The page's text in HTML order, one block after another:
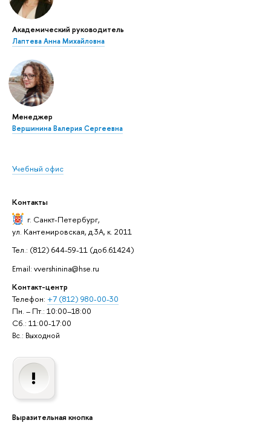
Академический руководитель
Лаптева Анна Михайловна
Менеджер
Вершинина Валерия Сергеевна
Учебный офис
Контакты
г. Санкт-Петербург,
ул. Кантемировская, д.3А, к. 2011
Тел.: (812) 644-59-11 (доб.61424)
Email: vvershinina@hse.ru
Контакт-центр
Телефон: +7 (812) 980-00-30
Пн. – Пт.: 10:00–18:00
Сб.: 11:00-17:00
Вс.: Выходной
Выразительная кнопка